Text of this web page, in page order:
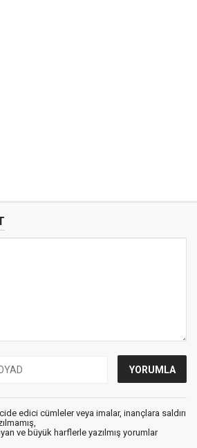
edici cümleler veya imalar, inançlara saldırı
ve büyük harflerle yazılmış yorumlar